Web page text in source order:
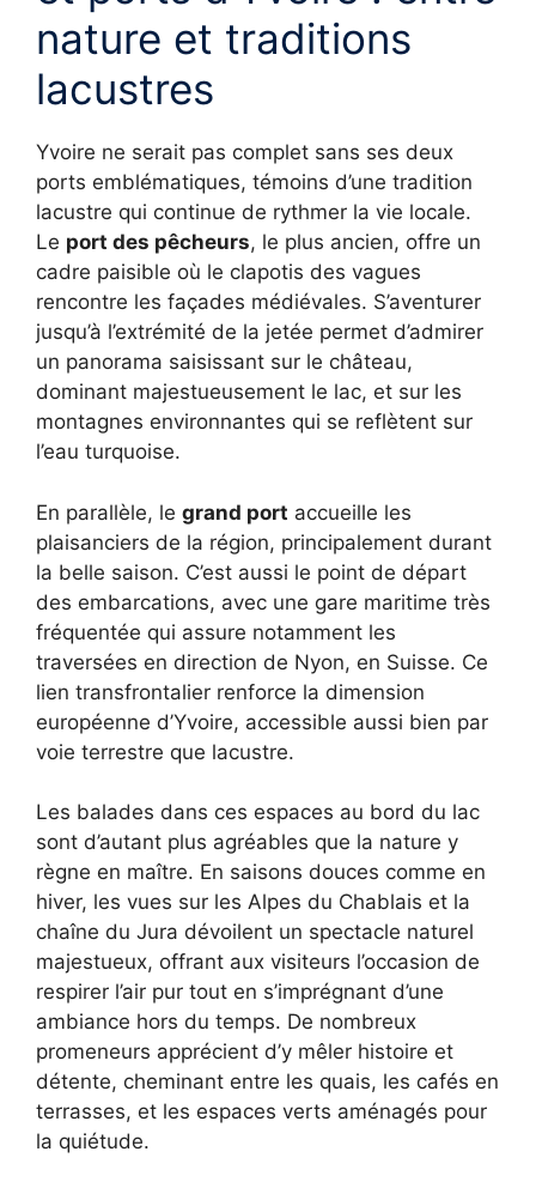
nature et traditions
lacustres
Yvoire ne serait pas complet sans ses deux
ports emblématiques, témoins d’une tradition
lacustre qui continue de rythmer la vie locale.
Le port des pêcheurs, le plus ancien, offre un
cadre paisible où le clapotis des vagues
rencontre les façades médiévales. S’aventurer
jusqu’à l’extrémité de la jetée permet d’admirer
un panorama saisissant sur le château,
dominant majestueusement le lac, et sur les
montagnes environnantes qui se reflètent sur
l’eau turquoise.
En parallèle, le grand port accueille les
plaisanciers de la région, principalement durant
la belle saison. C’est aussi le point de départ
des embarcations, avec une gare maritime très
fréquentée qui assure notamment les
traversées en direction de Nyon, en Suisse. Ce
lien transfrontalier renforce la dimension
européenne d’Yvoire, accessible aussi bien par
voie terrestre que lacustre.
Les balades dans ces espaces au bord du lac
sont d’autant plus agréables que la nature y
règne en maître. En saisons douces comme en
hiver, les vues sur les Alpes du Chablais et la
chaîne du Jura dévoilent un spectacle naturel
majestueux, offrant aux visiteurs l’occasion de
respirer l’air pur tout en s’imprégnant d’une
ambiance hors du temps. De nombreux
promeneurs apprécient d’y mêler histoire et
détente, cheminant entre les quais, les cafés en
terrasses, et les espaces verts aménagés pour
la quiétude.